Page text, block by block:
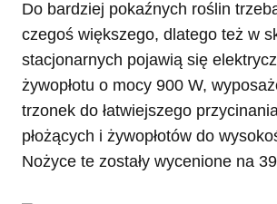
Do bardziej pokaźnych roślin
czegoś większego, dlatego też w
stacjonarnych pojawią się
żywopłotu o mocy 900 W,
trzonek do łatwiejszego
płożących i żywopłotów do
Nożyce te zostały wycenione na